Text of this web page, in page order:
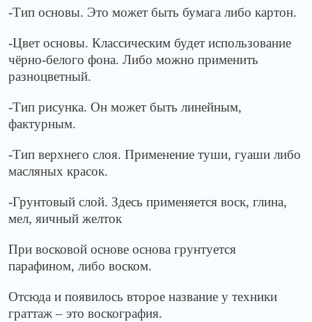
-Тип основы. Это может быть бумага либо картон.
-Цвет основы. Классическим будет использование
чёрно-белого фона. Либо можно применить
разноцветный.
-Тип рисунка. Он может быть линейным,
фактурным.
-Тип верхнего слоя. Применение туши, гуаши либо
масляных красок.
-Грунтовый слой. Здесь применяется воск, глина,
мел, яичный желток
При восковой основе основа грунтуется
парафином, либо воском.
Отсюда и появилось второе название у техники
граттаж – это воскография.